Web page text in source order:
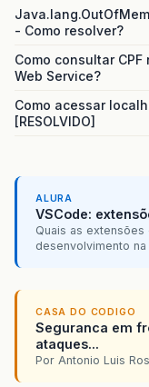
- Como resolver?
Como consultar
Web Service?
Como acessar
[RESOLVIDO]
ALURA
VSCode:
Quais as extensões
desenvolvimento na
CASA DO CODIGO
Seguranca em
ataques...
Por Antonio Luis